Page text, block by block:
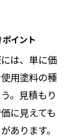
りが変
較ポイン
期待でき
イント
は、単に価
用塗料の種
。見積もり
に見えても
あります。